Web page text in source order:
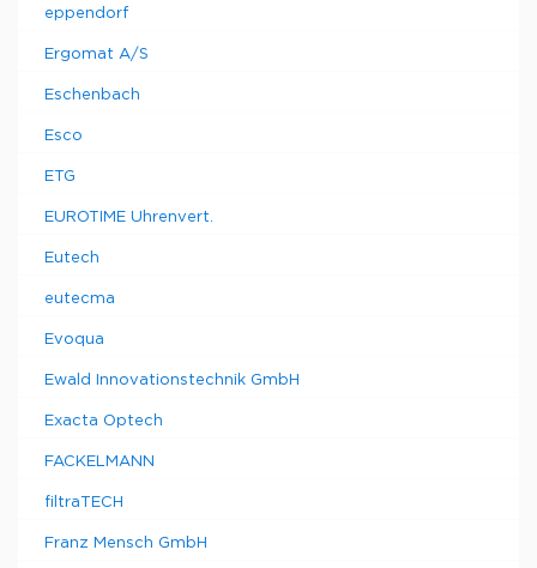
eppendorf
Ergomat A/S
Eschenbach
Esco
ETG
EUROTIME Uhrenvert.
Eutech
eutecma
Evoqua
Ewald Innovationstechnik GmbH
Exacta Optech
FACKELMANN
filtraTECH
Franz Mensch GmbH